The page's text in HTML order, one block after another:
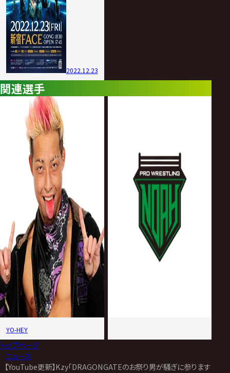
2022.12.23
関連選手
YO-HEY
トップページ
ニュース
【YouTube更新】Kzy「DRAGONGATEのお祭り男が騒ぎに参ります！